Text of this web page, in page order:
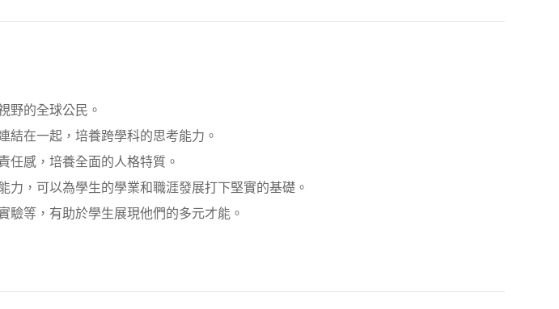
野的全球公民。
在一起，培養跨學科的思考能力。
任感，培養全面的人格特質。
，可以為學生的學業和職涯發展打下堅實的基礎。
等，有助於學生展現他們的多元才能。